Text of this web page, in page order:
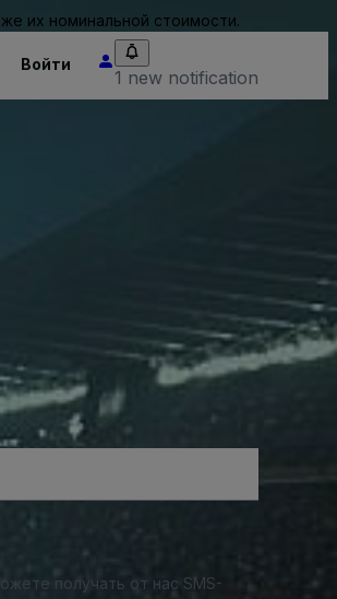
их номинальной стоимости.
Войти
1 new notification
получать от нас SMS-